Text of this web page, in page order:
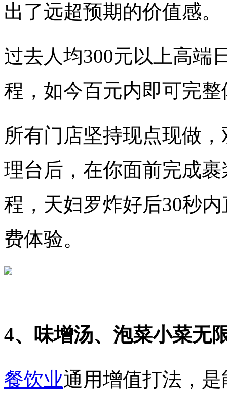
出了远超预期的价值感。
过去人均300元以上高端
程，如今百元内即可完整
所有门店坚持现点现做
理台后，在你面前完成
程，天妇罗炸好后30秒
费体验。
4、味增汤、泡菜小菜无
餐饮业通用增值打法，